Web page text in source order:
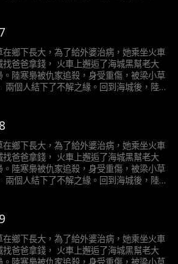
在鄉下長大，為了給外婆治病，她乘坐火車
找爸爸拿錢， 火車上邂逅了海城黑幫老大
。陸寒梟被仇家追殺，身受重傷，被梁小草
兩個人結下了不解之緣。回到海城後，陸
在鄉下長大，為了給外婆治病，她乘坐火車
找爸爸拿錢， 火車上邂逅了海城黑幫老大
。陸寒梟被仇家追殺，身受重傷，被梁小草
兩個人結下了不解之緣。回到海城後，陸
在鄉下長大，為了給外婆治病，她乘坐火車
找爸爸拿錢， 火車上邂逅了海城黑幫老大
。陸寒梟被仇家追殺，身受重傷，被梁小草